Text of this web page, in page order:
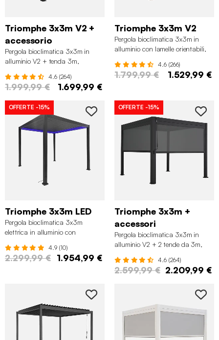
Triomphe 3x3m V2 +
accessorio
Pergola bioclimatica 3x3m in
alluminio V2 + tenda 3m,
4.6 (264)
1.999,99 € 1.699,99 €
Triomphe 3x3m V2
Pergola bioclimatica 3x3m in
alluminio con lamelle orientabili,
4.6 (266)
1.799,99 € 1.529,99 €
OFFERTE -15%
Triomphe 3x3m LED
Pergola bioclimatica 3x3m
elettrica in alluminio con
4.9 (10)
2.299,99 € 1.954,99 €
OFFERTE -15%
Triomphe 3x3m +
accessori
Pergola bioclimatica 3x3m in
alluminio V2 + 2 tende da 3m,
4.6 (264)
2.599,99 € 2.209,99 €